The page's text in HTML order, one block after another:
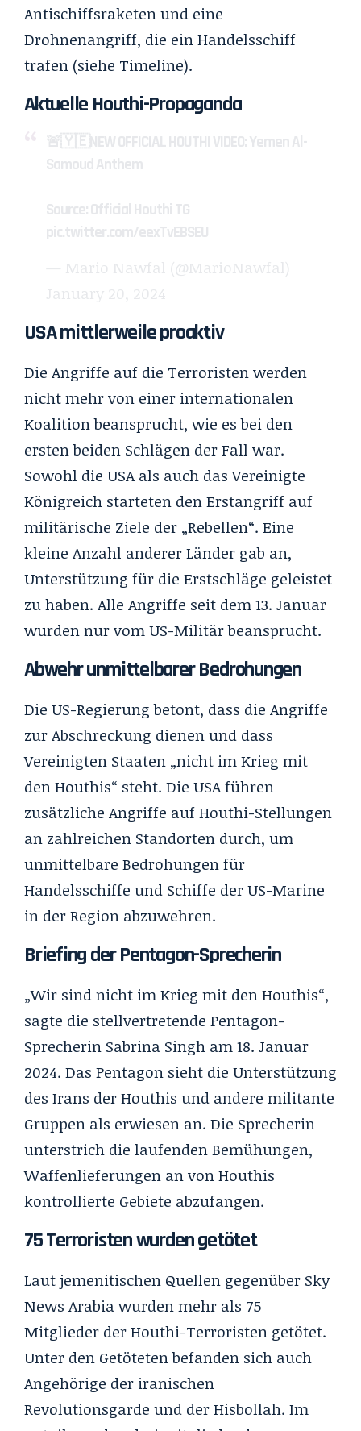
Antischiffsraketen und eine
Drohnenangriff, die ein Handelsschiff
trafen (siehe Timeline).
Aktuelle Houthi-Propaganda
🚨🇾🇪NEW OFFICIAL HOUTHI VIDEO: Yemen Al-
Samoud Anthem
Source: Official Houthi TG
pic.twitter.com/eexTvEBSEU
— Mario Nawfal (@MarioNawfal)
January 20, 2024
USA mittlerweile proaktiv
Die Angriffe auf die Terroristen werden
nicht mehr von einer internationalen
Koalition beansprucht, wie es bei den
ersten beiden Schlägen der Fall war.
Sowohl die USA als auch das Vereinigte
Königreich starteten den Erstangriff auf
militärische Ziele der „Rebellen“. Eine
kleine Anzahl anderer Länder gab an,
Unterstützung für die Erstschläge geleistet
zu haben. Alle Angriffe seit dem 13. Januar
wurden nur vom US-Militär beansprucht.
Abwehr unmittelbarer Bedrohungen
Die US-Regierung betont, dass die Angriffe
zur Abschreckung dienen und dass
Vereinigten Staaten „nicht im Krieg mit
den Houthis“ steht. Die USA führen
zusätzliche Angriffe auf Houthi-Stellungen
an zahlreichen Standorten durch, um
unmittelbare Bedrohungen für
Handelsschiffe und Schiffe der US-Marine
in der Region abzuwehren.
Briefing der Pentagon-Sprecherin
„Wir sind nicht im Krieg mit den Houthis“,
sagte die stellvertretende Pentagon-
Sprecherin Sabrina Singh am 18. Januar
2024. Das Pentagon sieht die Unterstützung
des Irans der Houthis und andere militante
Gruppen als erwiesen an. Die Sprecherin
unterstrich die laufenden Bemühungen,
Waffenlieferungen an von Houthis
kontrollierte Gebiete abzufangen.
75 Terroristen wurden getötet
Laut jemenitischen Quellen gegenüber Sky
News Arabia wurden mehr als 75
Mitglieder der Houthi-Terroristen getötet.
Unter den Getöteten befanden sich auch
Angehörige der iranischen
Revolutionsgarde und der Hisbollah. Im